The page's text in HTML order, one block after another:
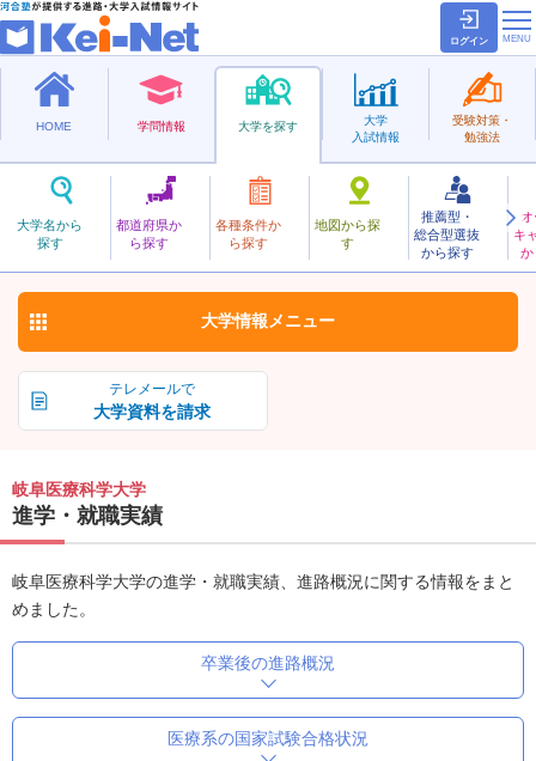
ログイン
HOME 学問情報 大学を探す
大学名から
探す
都道府県か
ら探す
各種条件か
ら探す
地図から探
す
推薦型・
総合型選抜
から探す
キ
か
大学
入試情報
受験対策・
勉強法
私立
ぎふいりょうかがく
岐阜医療科学大学 お気に入り
テレメールで
大学資料を請求
大学情報 メニュー
岐阜医療科学大学
進学・就職実績
岐阜医療科学大学の進学・就職実績、進路概況に関する情報をまと
めました。
卒業後の進路概況
医療系の国家試験合格状況